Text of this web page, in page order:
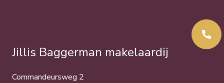
Jillis Baggerman makelaardij
Commandeursweg 2